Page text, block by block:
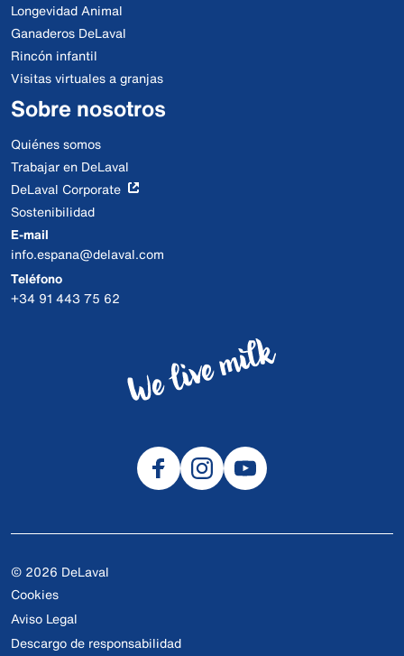
Longevidad Animal
Ganaderos DeLaval
Rincón infantil
Visitas virtuales a granjas
Sobre nosotros
Quiénes somos
Trabajar en DeLaval
DeLaval Corporate
Sostenibilidad
E-mail
info.espana@delaval.com
Teléfono
+34 91 443 75 62
© 2026 DeLaval
Cookies
Aviso Legal
Descargo de responsabilidad